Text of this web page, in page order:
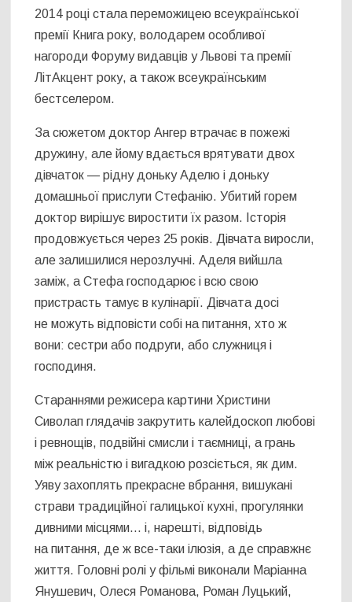
2014 році стала переможицею всеукраїнської
премії Книга року, володарем особливої
нагороди Форуму видавців у Львові та премії
ЛітАкцент року, а також всеукраїнським
бестселером.
За сюжетом доктор Ангер втрачає в пожежі
дружину, але йому вдається врятувати двох
дівчаток — рідну доньку Аделю і доньку
домашньої прислуги Стефанію. Убитий горем
доктор вирішує виростити їх разом. Історія
продовжується через 25 років. Дівчата виросли,
але залишилися нерозлучні. Аделя вийшла
заміж, а Стефа господарює і всю свою
пристрасть тамує в кулінарії. Дівчата досі
не можуть відповісти собі на питання, хто ж
вони: сестри або подруги, або служниця і
господиня.
Стараннями режисера картини Христини
Сиволап глядачів закрутить калейдоскоп любові
і ревнощів, подвійні смисли і таємниці, а грань
між реальністю і вигадкою розсіється, як дим.
Уяву захоплять прекрасне вбрання, вишукані
страви традиційної галицької кухні, прогулянки
дивними місцями… і, нарешті, відповідь
на питання, де ж все-таки ілюзія, а де справжнє
життя. Головні ролі у фільмі виконали Маріанна
Янушевич, Олеся Романова, Роман Луцький,